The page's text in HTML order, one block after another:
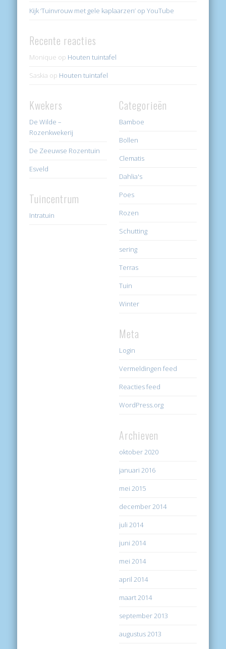
Kijk ‘Tuinvrouw met gele kaplaarzen’ op YouTube
Recente reacties
Monique op Houten tuintafel
Saskia op Houten tuintafel
Kwekers
De Wilde –
Rozenkwekerij
De Zeeuwse Rozentuin
Esveld
Tuincentrum
Intratuin
Categorieën
Bamboe
Bollen
Clematis
Dahlia's
Poes
Rozen
Schutting
sering
Terras
Tuin
Winter
Meta
Login
Vermeldingen feed
Reacties feed
WordPress.org
Archieven
oktober 2020
januari 2016
mei 2015
december 2014
juli 2014
juni 2014
mei 2014
april 2014
maart 2014
september 2013
augustus 2013